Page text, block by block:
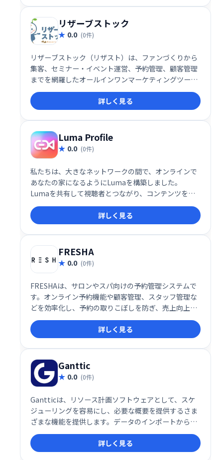
も完備。理想の顧客体験と事業成長を実現します。
リザーブストック
0.0 (0件)
リザーブストック（リザスト）は、ファンづくりから
集客、セミナー・イベント運営、予約管理、顧客管理
までを網羅したオールインワンマーケティングツール
です。事務作業の効率化と顧客とのエンゲージメント
向上を実現し、ビジネス成長を強力にサポートしま
す。様々な機能を統合することで、業務負担を軽減
し、集客から顧客育成までを一元管理できます。
詳しく見る
Luma Profile
0.0 (0件)
私たちは、大きなネットワークの間で、オンラインで
あなたの家になるようにLumaを構築しました。
Lumaを共有して視聴者とつながり、コンテンツを紹
介し、お金を稼ぎましょう。
詳しく見る
FRESHA
0.0 (0件)
FRESHAは、サロンやスパ向けの予約管理システムで
す。オンライン予約機能や顧客管理、スタッフ管理な
どを効率化し、予約の取りこぼしを防ぎ、売上向上に
貢献します。顧客とのコミュニケーションもスムーズ
になり、サロン運営を全面的にサポートします。 スム
ーズな予約管理で、サロンワークを効率化しましょ
う。
詳しく見る
Ganttic
0.0 (0件)
Gantticは、リソース計画ソフトウェアとして、スケ
ジューリングを容易にし、必要な概要を提供するさま
ざまな機能を提供します。データのインポートから始
めて、すべてが非常に簡単になりました。ファズや頭
痛の種なしに、スプレッドシートからリソースとプロ
ジェクトを一括インポートできます。
詳しく見る